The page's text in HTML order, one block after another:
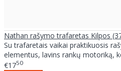
Nathan rašymo trafaretas Kilpos
Su trafaretais vaikai praktikuosis
elementus, lavins rankų motoriką,
€1750